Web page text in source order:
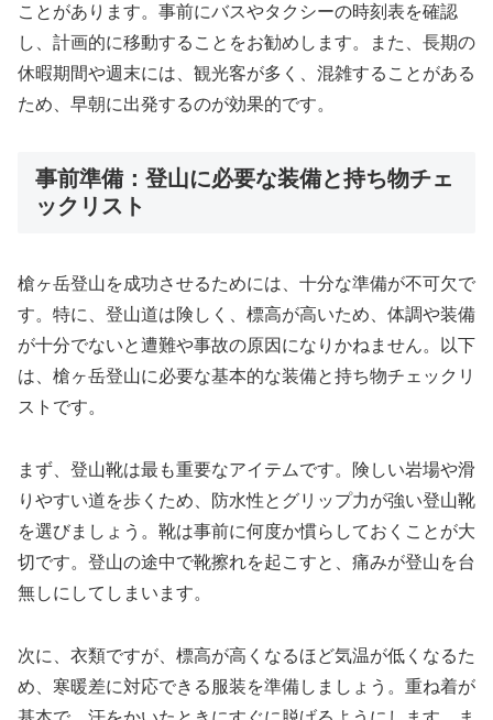
ことがあります。事前にバスやタクシーの時刻表を確認
し、計画的に移動することをお勧めします。また、長期の
休暇期間や週末には、観光客が多く、混雑することがある
ため、早朝に出発するのが効果的です。
事前準備：登山に必要な装備と持ち物チェ
ックリスト
槍ヶ岳登山を成功させるためには、十分な準備が不可欠で
す。特に、登山道は険しく、標高が高いため、体調や装備
が十分でないと遭難や事故の原因になりかねません。以下
は、槍ヶ岳登山に必要な基本的な装備と持ち物チェックリ
ストです。
まず、登山靴は最も重要なアイテムです。険しい岩場や滑
りやすい道を歩くため、防水性とグリップ力が強い登山靴
を選びましょう。靴は事前に何度か慣らしておくことが大
切です。登山の途中で靴擦れを起こすと、痛みが登山を台
無しにしてしまいます。
次に、衣類ですが、標高が高くなるほど気温が低くなるた
め、寒暖差に対応できる服装を準備しましょう。重ね着が